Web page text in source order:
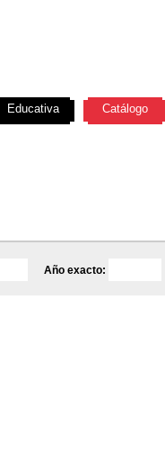
Año exacto:
Educativa Catálogo